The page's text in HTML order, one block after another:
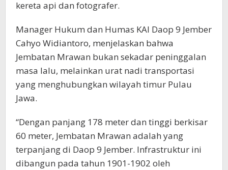
kereta api dan fotografer.
Manager Hukum dan Humas KAI Daop 9 Jember
Cahyo Widiantoro, menjelaskan bahwa
Jembatan Mrawan bukan sekadar peninggalan
masa lalu, melainkan urat nadi transportasi
yang menghubungkan wilayah timur Pulau
Jawa.
“Dengan panjang 178 meter dan tinggi berkisar
60 meter, Jembatan Mrawan adalah yang
terpanjang di Daop 9 Jember. Infrastruktur ini
dibangun pada tahun 1901-1902 oleh